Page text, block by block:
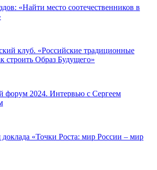
«Найти место соотечественников в
клуб. «Российские традиционные
строить Образ Будущего»
форум 2024. Интервью с Сергеем
доклада «Точки Роста: мир России – мир